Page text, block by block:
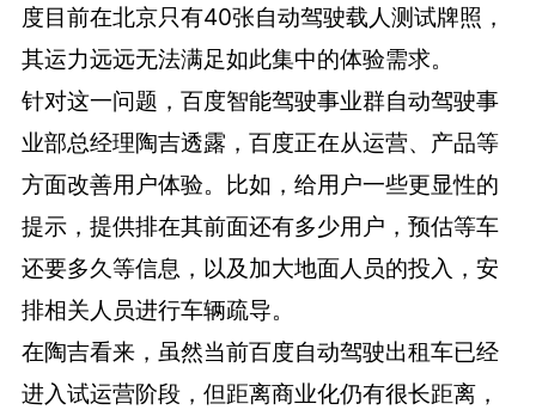
度目前在北京只有40张自动驾驶载人测试牌照，
其运力远远无法满足如此集中的体验需求。
针对这一问题，百度智能驾驶事业群自动驾驶事
业部总经理陶吉透露，百度正在从运营、产品等
方面改善用户体验。比如，给用户一些更显性的
提示，提供排在其前面还有多少用户，预估等车
还要多久等信息，以及加大地面人员的投入，安
排相关人员进行车辆疏导。
在陶吉看来，虽然当前百度自动驾驶出租车已经
进入试运营阶段，但距离商业化仍有很长距离，